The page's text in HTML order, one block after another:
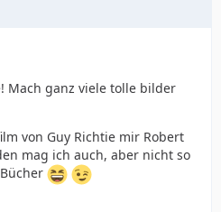
Mach ganz viele tolle bilder
von Guy Richtie mir Robert
mag ich auch, aber nicht so